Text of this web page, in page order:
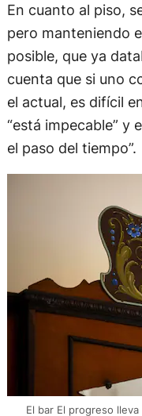
En cuanto al piso,
pero manteniendo
posible, que ya
cuenta que si uno
el actual, es difícil
“está impecable” y
el paso del tiempo”.
El bar El progreso